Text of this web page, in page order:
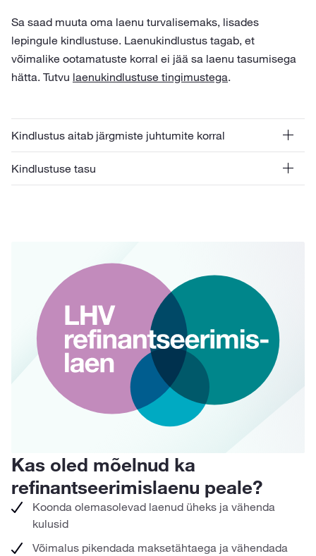
Sa saad muuta oma laenu turvalisemaks, lisades
lepingule kindlustuse. Laenukindlustus tagab, et
võimalike ootamatuste korral ei jää sa laenu tasumisega
hätta. Tutvu laenukindlustuse tingimustega.
Kindlustus aitab järgmiste juhtumite korral
Kindlustuse tasu
Kas oled mõelnud ka
refinantseerimislaenu peale?
Koonda olemasolevad laenud üheks ja vähenda
kulusid
Võimalus pikendada maksetähtaega ja vähendada